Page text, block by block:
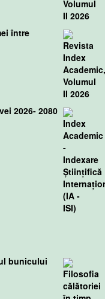
între
2026- 2080
bunicului